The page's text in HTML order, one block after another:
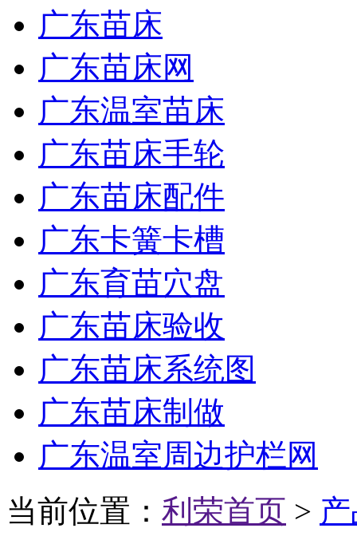
广东苗床
广东苗床网
广东温室苗床
广东苗床手轮
广东苗床配件
广东卡簧卡槽
广东育苗穴盘
广东苗床验收
广东苗床系统图
广东苗床制做
广东温室周边护栏网
当前位置： 利荣首页 >